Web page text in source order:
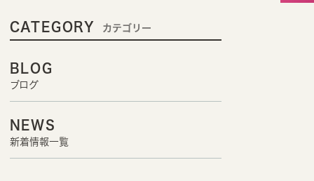
CATEGORY カテゴリー
BLOG
ブログ
NEWS
新着情報一覧